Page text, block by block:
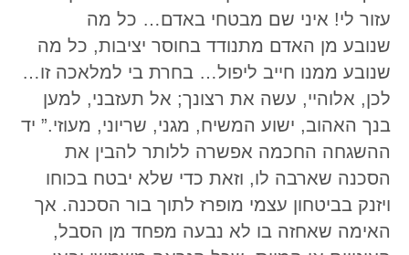
עזור לי! איני שם מבטחי באדם… כל מה
שנובע מן האדם מתנודד בחוסר יציבות, כל מה
שנובע ממנו חייב ליפול… בחרת בי למלאכה זו…
לכן, אלוהיי, עשה את רצונך; אל תעזבני, למען
בנך האהוב, ישוע המשיח, מגני, שריוני, מעוזי.” יד
ההשגחה החכמה אפשרה ללותר להבין את
הסכנה שארבה לו, וזאת כדי שלא יבטח בכוחו
ויזנק בביטחון עצמי מופרז לתוך בור הסכנה. אך
האימה שאחזה בו לא נבעה מפחד מן הסבל,